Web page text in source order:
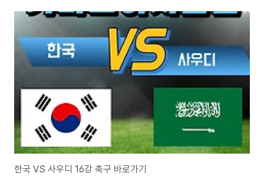
한국 VS 사우디 16강 축구 바로가기